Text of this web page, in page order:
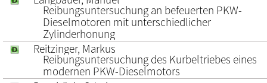
Reibungsuntersuchung an befeuerten PKW-
Dieselmotoren mit unterschiedlicher
Zylinderhonung
Reitzinger, Markus
Reibungsuntersuchung des Kurbeltriebes eines
modernen PKW-Dieselmotors